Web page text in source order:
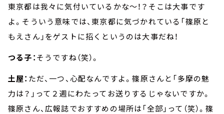
東京都は我々に気付いているかな～！？そこは大事です
よ。そういう意味では、東京都に気づかれている「篠原と
もえさん」をゲストに招くというのは大事だね！
つる子：そうですね（笑）。
土屋： ただ、一つ、心配なんですよ。篠原さんと「多摩の魅
力は？」って２週にわたってお送りするじゃないですか。
篠原さん、広報誌でおすすめの場所は「全部」って（笑）。篠